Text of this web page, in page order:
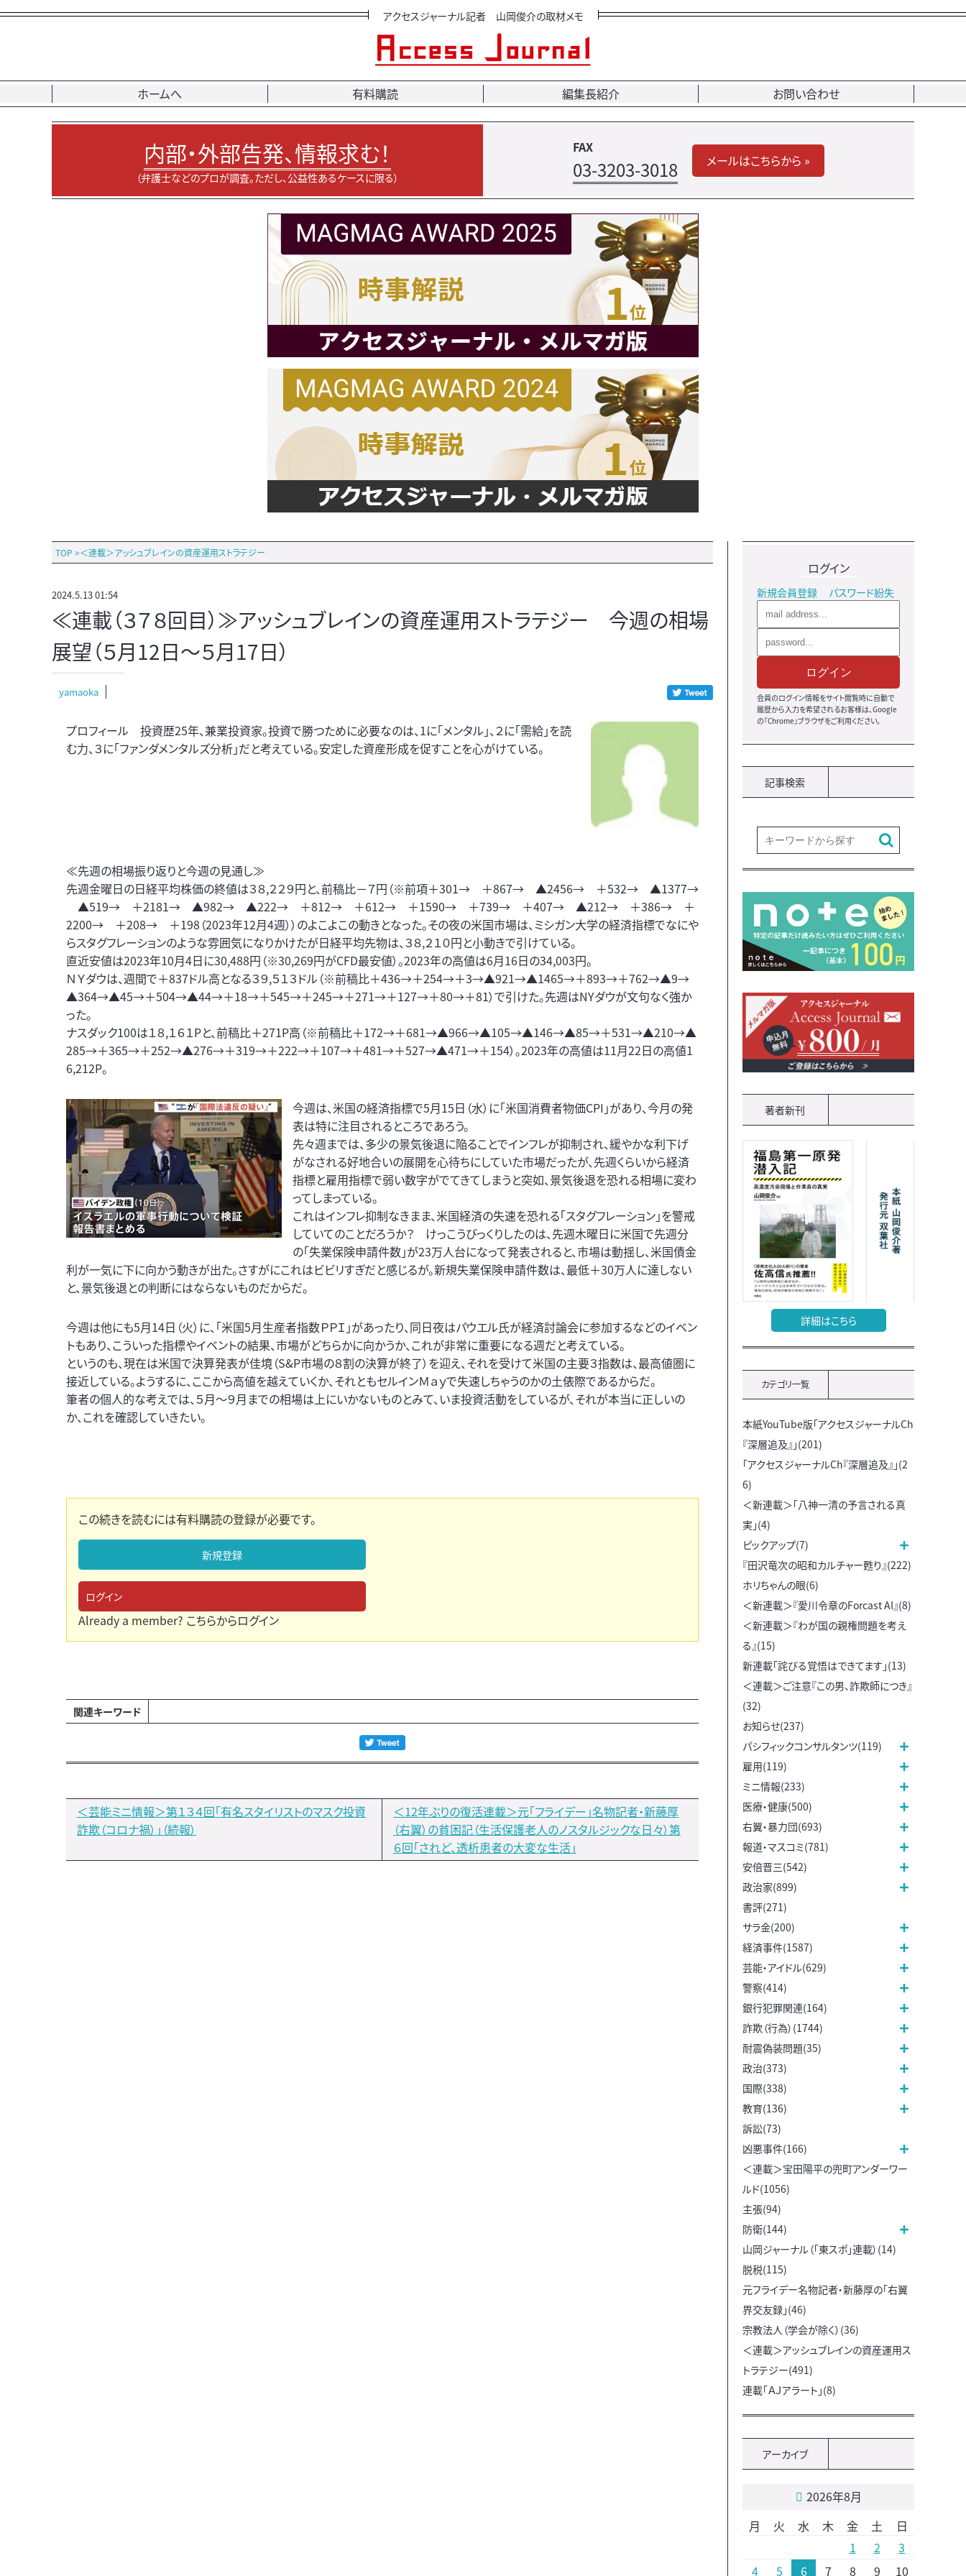
アクセスジャーナル記者 山岡俊介の取材メモ
ホームへ 有料購読 編集長紹介 お問い合わせ
内部・外部告発、情報求む！
（弁護士などのプロが調査。ただし、公益性あるケースに限る）
FAX
03-3203-3018 メールはこちらから »
TOP >＜連載＞アッシュブレインの資産運用ストラテジー
2024.5.13 01:54
≪連載（３７８回目）≫アッシュブレインの資産運用ストラテジー 今週の相場
展望（５月12日～５月17日）
yamaoka
プロフィール 投資歴25年、兼業投資家。投資で勝つために必要なのは、1に「メンタル」、２に「需給」を読
む力、３に「ファンダメンタルズ分析」だと考えている。安定した資産形成を促すことを心がけている。
≪先週の相場振り返りと今週の見通し≫
先週金曜日の日経平均株価の終値は３８,２２９円と、前稿比－７円（※前項＋301→ ＋867→ ▲2456→ ＋532→ ▲1377→
▲519→ ＋2181→ ▲982→ ▲222→ ＋812→ ＋612→ ＋1590→ ＋739→ ＋407→ ▲212→ ＋386→ ＋
2200→ ＋208→ ＋198（2023年12月4週））のよこよこの動きとなった。その夜の米国市場は、ミシガン大学の経済指標でなにや
らスタグフレーションのような雰囲気になりかけたが日経平均先物は、３８,２１０円と小動きで引けている。
直近安値は2023年10月4日に30,488円（※30,269円がCFD最安値）。2023年の高値は6月16日の34,003円。
ＮＹダウは、週間で＋837ドル高となる３９,５１３ドル（※前稿比＋436→＋254→＋3→▲921→▲1465→＋893→＋762→▲9→
▲364→▲45→＋504→▲44→＋18→＋545→＋245→＋271→＋127→＋80→＋81）で引けた。先週はNYダウが文句なく強か
った。
ナスダック100は１８,１６１Pと、前稿比＋271P高（※前稿比＋172→＋681→▲966→▲105→▲146→▲85→＋531→▲210→▲
285→＋365→＋252→▲276→＋319→＋222→＋107→＋481→＋527→▲471→＋154）。2023年の高値は11月22日の高値1
6,212P。
今週は、米国の経済指標で5月15日（水）に「米国消費者物価CPI」があり、今月の発
表は特に注目されるところであろう。
先々週までは、多少の景気後退に陥ることでインフレが抑制され、緩やかな利下げ
がなされる好地合いの展開を心待ちにしていた市場だったが、先週くらいから経済
指標と雇用指標で弱い数字がでてきてしまうと突如、景気後退を恐れる相場に変わ
ってしまっている。
これはインフレ抑制なきまま、米国経済の失速を恐れる「スタグフレーション」を警戒
していてのことだろうか？ けっこうびっくりしたのは、先週木曜日に米国で先週分
の「失業保険申請件数」が23万人台になって発表されると、市場は動揺し、米国債金
利が一気に下に向かう動きが出た。さすがにこれはビビリすぎだと感じるが。新規失業保険申請件数は、最低＋30万人に達しない
と、景気後退との判断にはならないものだからだ。
今週は他にも5月14日（火）に、「米国5月生産者指数ＰＰＩ」があったり、同日夜はパウエル氏が経済討論会に参加するなどのイベン
トもあり、こういった指標やイベントの結果、市場がどちらかに向かうか、これが非常に重要になる週だと考えている。
というのも、現在は米国で決算発表が佳境（S&P市場の８割の決算が終了）を迎え、それを受けて米国の主要３指数は、最高値圏に
接近している。ようするに、ここから高値を越えていくか、それともセルインＭａｙで失速しちゃうのかの土俵際であるからだ。
筆者の個人的な考えでは、５月～９月までの相場は上にいかないものとみて、いま投資活動をしているが、それが本当に正しいの
か、これを確認していきたい。
この続きを読むには有料購読の登録が必要です。
新規登録
ログイン
Already a member? こちらからログイン
関連キーワード
＜芸能ミニ情報＞第１３４回「有名スタイリストのマスク投資
詐欺（コロナ禍）」（続報）
＜12年ぶりの復活連載＞元「フライデー」名物記者・新藤厚
（右翼）の貧困記（生活保護老人のノスタルジックな日々）第
６回「されど、透析患者の大変な生活」
ログイン
新規会員登録 パスワード紛失
ログイン
会員のログイン情報をサイト閲覧時に自動で
履歴から入力を希望されるお客様は、Google
の『Chrome』ブラウザをご利用ください。
記事検索
著者新刊
詳細はこちら
カテゴリ一覧
本紙YouTube版「アクセスジャーナルCh
『深層追及』」(201)
「アクセスジャーナルCh『深層追及』」(2
6)
＜新連載＞「八神一清の予言される真
実」(4)
ピックアップ(7)
『田沢竜次の昭和カルチャー甦り』(222)
ホリちゃんの眼(6)
＜新連載＞『愛川令章のForcast AI』(8)
＜新連載＞『わが国の親権問題を考え
る』(15)
新連載「詫びる覚悟はできてます」(13)
＜連載＞ご注意『この男、詐欺師につき』
(32)
お知らせ(237)
パシフィックコンサルタンツ(119)
雇用(119)
ミニ情報(233)
医療・健康(500)
右翼・暴力団(693)
報道・マスコミ(781)
安倍晋三(542)
政治家(899)
書評(271)
サラ金(200)
経済事件(1587)
芸能・アイドル(629)
警察(414)
銀行犯罪関連(164)
詐欺（行為）(1744)
耐震偽装問題(35)
政治(373)
国際(338)
教育(136)
訴訟(73)
凶悪事件(166)
＜連載＞宝田陽平の兜町アンダーワー
ルド(1056)
主張(94)
防衛(144)
山岡ジャーナル（「東スポ」連載）(14)
脱税(115)
元フライデー名物記者・新藤厚の「右翼
界交友録」(46)
宗教法人（学会が除く）(36)
＜連載＞アッシュブレインの資産運用ス
トラテジー(491)
連載「ＡＪアラート」(8)
アーカイブ
2026年8月
月
火 水 木 金 土
日
1
2
3
4
5 6 7 8 9 10